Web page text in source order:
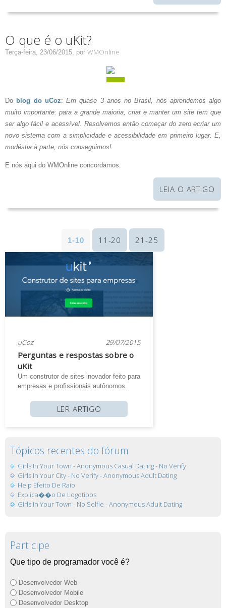
O que é o uKit?
Terça-feira, 23/06/2015, por WMOnline
Do blog do uCoz: Em quase 3 anos no Brasil, nós aprendemos algo
muito importante: para a grande maioria, criar e manter um site tem que
ser algo fácil e acessível. Resolvemos então começar do zero ecriar um
novo sistema com a simplicidade e acessibilidade em primeiro lugar. E,
modéstia à parte, nós conseguimos!
E nós aqui do WMOnline concordamos.
LEIA O ARTIGO
1-10 11-20 21-25
uCoz 29/07/2015
Perguntas e respostas sobre o
uKit
Um construtor de sites inovador feito para
empresas e profissionais autônomos.
LER ARTIGO
Tópicos recentes do fórum
Girls In Your Town - Anonymous Casual Dating - No Verify
Girls In Your City - No Verify - Anonymous Adult Dating
Help Efeito De Raio
Explica��o De Logotipos
Girls In Your Town - No Selfie - Anonymous Adult Dating
Participe
Que tipo de programador você é?
Desenvolvedor Web
Desenvolvedor Mobile
Desenvolvedor Desktop